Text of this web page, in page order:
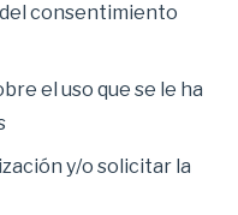
consentimiento
el uso que se le ha
y/o solicitar la